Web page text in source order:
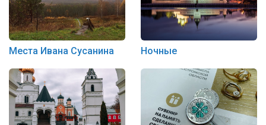
Места Ивана Сусанина Ночные